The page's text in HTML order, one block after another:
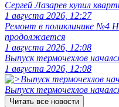
Сергей Лазарев купил
1 августа 2026, 12:27
Ремонт в поликлинике №4
продолжается
1 августа 2026, 12:08
Выпуск термочехлов
1 августа 2026, 12:08
Выпуск термочехлов
Читать все новости